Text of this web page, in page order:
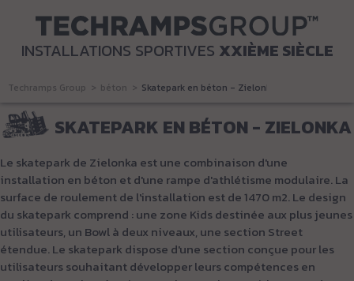
INSTALLATIONS SPORTIVES XXIÈME SIÈCLE
Techramps Group béton Skatepark en béton - Zielonka
SKATEPARK EN BÉTON - ZIELONKA
Le skatepark de Zielonka est une combinaison d'une
installation en béton et d'une rampe d'athlétisme modulaire. La
surface de roulement de l'installation est de 1470 m2. Le design
du skatepark comprend : une zone Kids destinée aux plus jeunes
utilisateurs, un Bowl à deux niveaux, une section Street
étendue. Le skatepark dispose d'une section conçue pour les
utilisateurs souhaitant développer leurs compétences en